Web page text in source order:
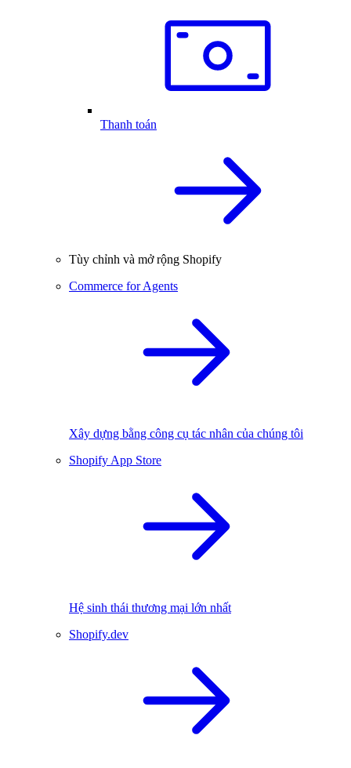
Thanh toán
Tùy chỉnh và mở rộng Shopify
Commerce for Agents
Xây dựng bằng công cụ tác nhân của chúng tôi
Shopify App Store
Hệ sinh thái thương mại lớn nhất
Shopify.dev